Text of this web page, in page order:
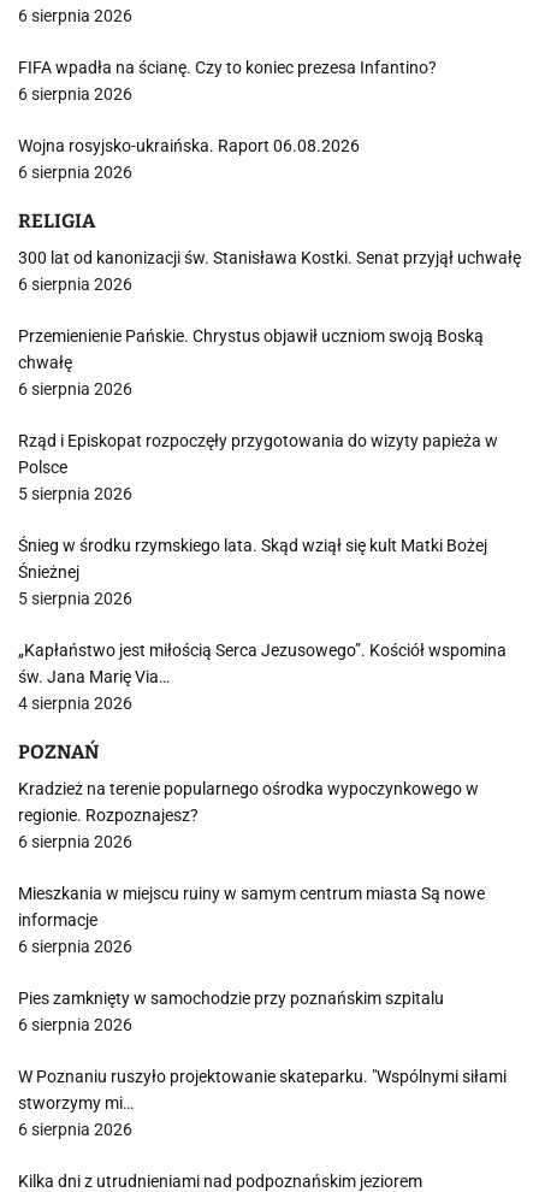
6 sierpnia 2026
FIFA wpadła na ścianę. Czy to koniec prezesa Infantino?
6 sierpnia 2026
Wojna rosyjsko-ukraińska. Raport 06.08.2026
6 sierpnia 2026
RELIGIA
300 lat od kanonizacji św. Stanisława Kostki. Senat przyjął uchwałę
6 sierpnia 2026
Przemienienie Pańskie. Chrystus objawił uczniom swoją Boską
chwałę
6 sierpnia 2026
Rząd i Episkopat rozpoczęły przygotowania do wizyty papieża w
Polsce
5 sierpnia 2026
Śnieg w środku rzymskiego lata. Skąd wziął się kult Matki Bożej
Śnieżnej
5 sierpnia 2026
„Kapłaństwo jest miłością Serca Jezusowego”. Kościół wspomina
św. Jana Marię Via…
4 sierpnia 2026
POZNAŃ
Kradzież na terenie popularnego ośrodka wypoczynkowego w
regionie. Rozpoznajesz?
6 sierpnia 2026
Mieszkania w miejscu ruiny w samym centrum miasta Są nowe
informacje
6 sierpnia 2026
Pies zamknięty w samochodzie przy poznańskim szpitalu
6 sierpnia 2026
W Poznaniu ruszyło projektowanie skateparku. "Wspólnymi siłami
stworzymy mi…
6 sierpnia 2026
Kilka dni z utrudnieniami nad podpoznańskim jeziorem